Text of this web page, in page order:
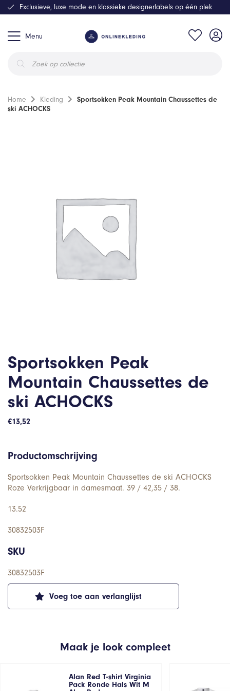
Menu
zoeken
Exclusieve, luxe mode en klassieke designerlabels op één plek
Home Kleding
Sportsokken Peak Mountain Chaussettes de
ski ACHOCKS
Sportsokken Peak
Mountain Chaussettes de
ski ACHOCKS
€13,52
Voeg toe aan verlanglijst
Productomschrijving
Sportsokken Peak Mountain Chaussettes de ski ACHOCKS
Roze Verkrijgbaar in damesmaat. 39 / 42,35 / 38.
13.52
30832503F
SKU
30832503F
Maak je look compleet
Alan Red T-shirt Virginia
Pack Ronde Hals Wit M